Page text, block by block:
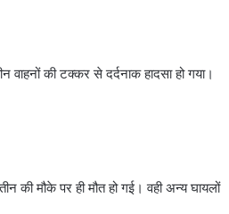
की टक्कर से दर्दनाक हादसा हो गया।
की मौके पर ही मौत हो गई। वही अन्य घायलों